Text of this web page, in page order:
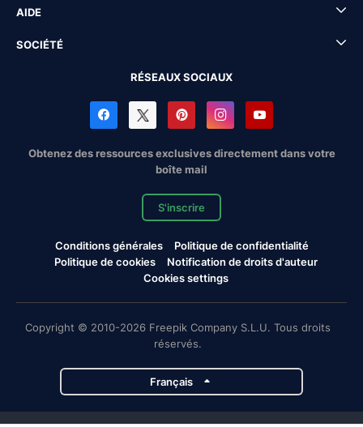
AIDE
SOCIÉTÉ
RÉSEAUX SOCIAUX
Obtenez des ressources exclusives directement dans votre
boîte mail
S'inscrire
Conditions générales
Politique de confidentialité
Politique de cookies
Notification de droits d'auteur
Cookies settings
Copyright © 2010-2026 Freepik Company S.L.U. Tous droits
réservés.
Français